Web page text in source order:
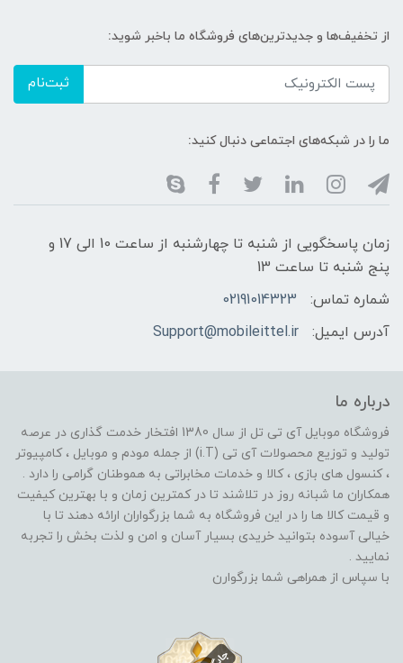
از تخفیف‌ها و جدیدترین‌های فروشگاه ما باخبر شوید:
ثبت‌نام
ما را در شبکه‌های اجتماعی دنبال کنید:
زمان پاسخگویی از شنبه تا چهارشنبه از ساعت 10 الی 17 و
پنج شنبه تا ساعت 13
شماره تماس:
02191014323
آدرس ایمیل:
Support@mobileittel.ir
درباره ما
فروشگاه موبایل آی تی تل از سال 1380 افتخار خدمت گذاری در عرصه
تولید و توزیع محصولات آی تی (i.T) از جمله مودم و موبایل ، کامپیوتر
، کنسول های بازی ، کالا و خدمات مخابراتی به هموطنان گرامی را دارد .
همکاران ما شبانه روز در تلاشند تا در کمترین زمان و با بهترین کیفیت
و قیمت کالا ها را در این فروشگاه به شما بزرگواران ارائه دهند تا با
خیالی آسوده بتوانید خریدی بسیار آسان و امن و لذت بخش را تجربه
نمایید .
با سپاس از همراهی شما بزرگوارن